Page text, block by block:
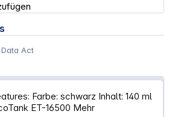
Act
Farbe: schwarz Inhalt: 140 ml
ET-16500 Mehr